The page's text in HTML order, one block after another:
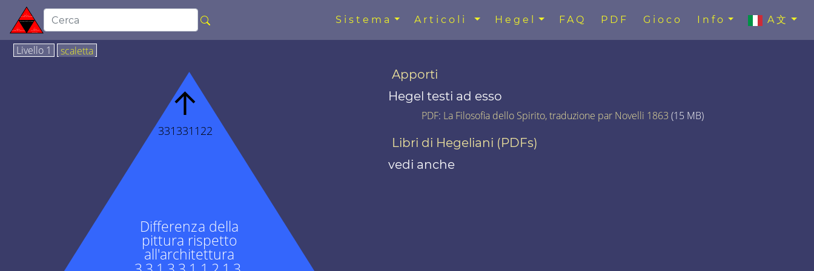
Sistema Articoli Hegel FAQ PDF Gioco Info A文
Livello 1 scaletta
Differenza della
pittura rispetto
all'architettura
↑
331331122
Apporti
Hegel testi ad esso
PDF: La Filosofia dello Spirito, traduzione par Novelli 1863 (15 MB)
Libri di Hegeliani (PDFs)
vedi anche